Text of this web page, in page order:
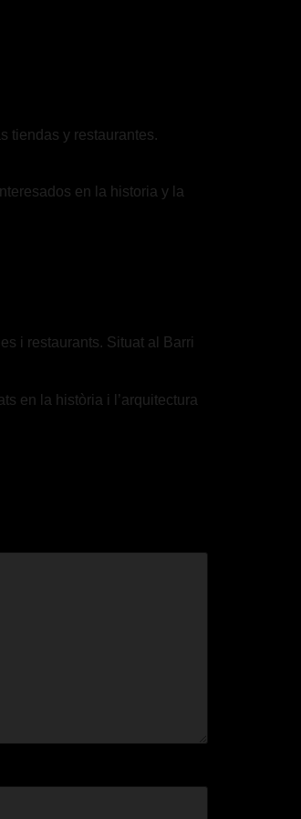
tiendas y restaurantes.
en la historia y la
i restaurants. Situat al Barri
en la història i l’arquitectura